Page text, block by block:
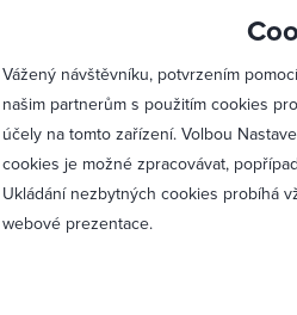
Vážený návštěvníku, potvrzením
našim partnerům s použitím cookies
účely na tomto zařízení. Volbou
cookies je možné zpracovávat,
Ukládání nezbytných cookies probíhá
webové prezentace.